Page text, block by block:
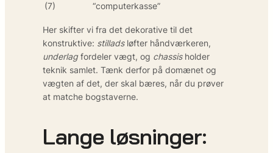
(7)
“computerkasse”
Her skifter vi fra det dekorative til det
konstruktive: stilladsløfter håndværkeren,
underlagfordeler vægt, og chassisholder
teknik samlet. Tænk derfor på domænet og
vægten af det, der skal bæres, når du prøver
at matche bogstaverne.
Lange løsninger: